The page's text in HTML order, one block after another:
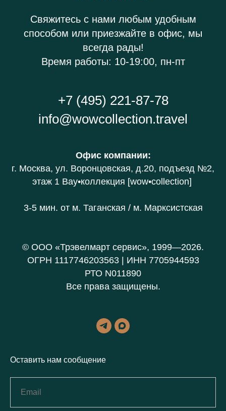
Свяжитесь с нами любым удобным
способом или приезжайте в офис, мы
всегда рады!
Время работы: 10-19:00, пн-пт
+7 (495) 221-87-78
info@wowcollection.travel
Офис компании:
г. Москва, ул. Воронцовская, д.20, подъезд №2,
этаж 1 Вау•коллекция [wow•collection]
3-5 мин. от м. Таганская / м. Марксистская
© ООО «Трэвелмарт сервис», 1999—2026.
ОГРН 1117746203563 | ИНН 7705944593
РТО N011890
Все права защищены.
Оставить нам сообщение